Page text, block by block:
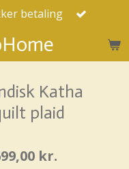
betaling
Katha
plaid
kr.